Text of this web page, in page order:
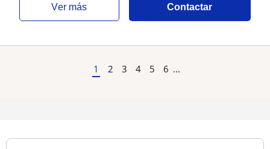
ver más Contactar
1 2 3 4 5 6 ...